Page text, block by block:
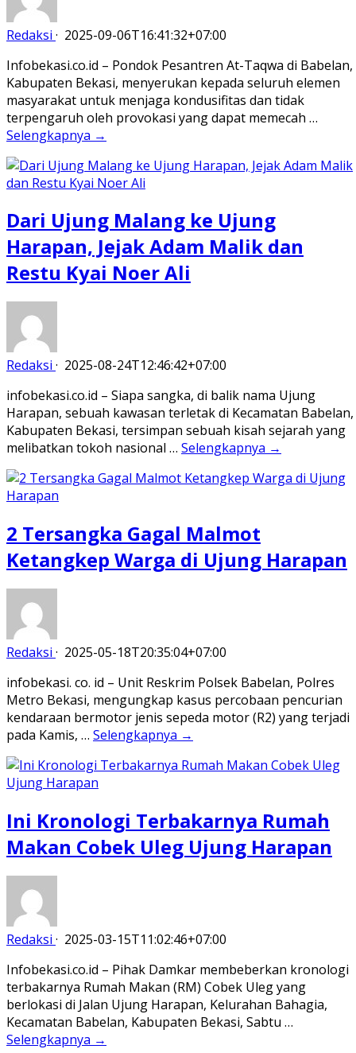
Redaksi · 2025-09-06T16:41:32+07:00
Infobekasi.co.id – Pondok Pesantren At-Taqwa di Babelan,
Kabupaten Bekasi, menyerukan kepada seluruh elemen
masyarakat untuk menjaga kondusifitas dan tidak
terpengaruh oleh provokasi yang dapat memecah …
Selengkapnya →
Dari Ujung Malang ke Ujung
Harapan, Jejak Adam Malik dan
Restu Kyai Noer Ali
Redaksi · 2025-08-24T12:46:42+07:00
infobekasi.co.id – Siapa sangka, di balik nama Ujung
Harapan, sebuah kawasan terletak di Kecamatan Babelan,
Kabupaten Bekasi, tersimpan sebuah kisah sejarah yang
melibatkan tokoh nasional … Selengkapnya →
2 Tersangka Gagal Malmot
Ketangkep Warga di Ujung Harapan
Redaksi · 2025-05-18T20:35:04+07:00
infobekasi. co. id – Unit Reskrim Polsek Babelan, Polres
Metro Bekasi, mengungkap kasus percobaan pencurian
kendaraan bermotor jenis sepeda motor (R2) yang terjadi
pada Kamis, … Selengkapnya →
Ini Kronologi Terbakarnya Rumah
Makan Cobek Uleg Ujung Harapan
Redaksi · 2025-03-15T11:02:46+07:00
Infobekasi.co.id – Pihak Damkar membeberkan kronologi
terbakarnya Rumah Makan (RM) Cobek Uleg yang
berlokasi di Jalan Ujung Harapan, Kelurahan Bahagia,
Kecamatan Babelan, Kabupaten Bekasi, Sabtu …
Selengkapnya →